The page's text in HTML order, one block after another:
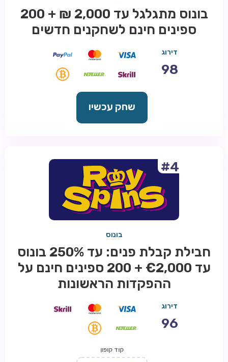
בונוס מתגלגל עד 2,000 ₪ + 200
ספינים חינם לשחקנים חדשים
דירוג
98
שחק עכשיו
#4
בונוס
חבילת קבלת פנים: עד 250% בונוס
עד €2,000 + 200 ספינים חינם על
ההפקדות הראשונות
דירוג
96
קוד קופון